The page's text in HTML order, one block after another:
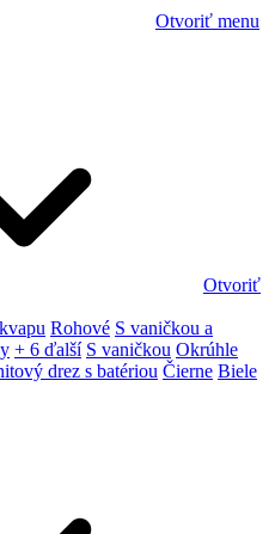
Otvoriť menu
Otvoriť
Rohové S vaničkou a
+ 6 ďalší S vaničkou Okrúhle
drez s batériou Čierne Biele